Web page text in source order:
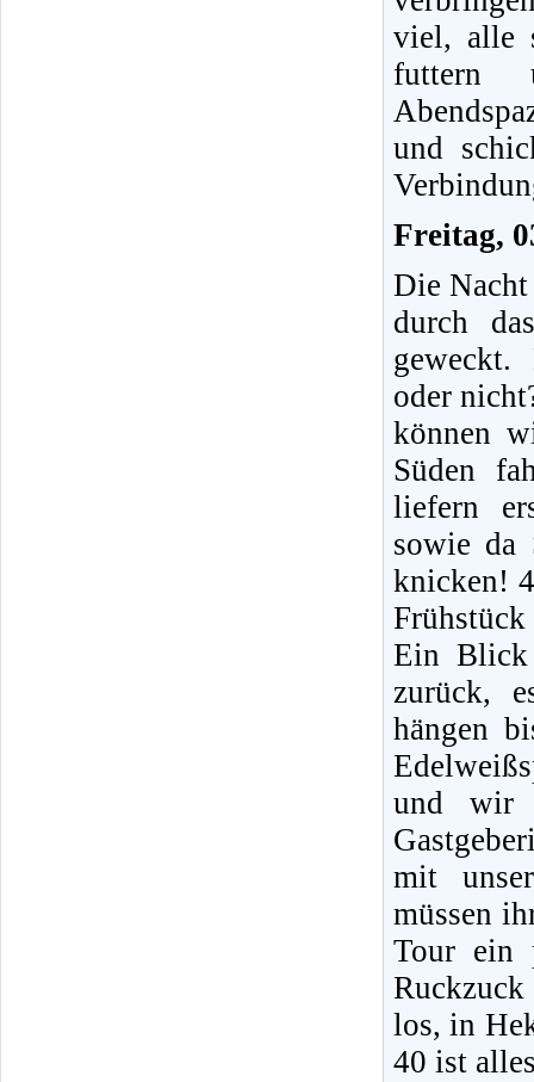
viel, alle
futtern
und
Freitag,
Die
durch
geweckt.
oder
können
Süden
liefern
sowie da
knicken!
Ein Blick
zurück,
hängen
und wir
mit
müssen
Tour ein
Ruckzuck
los, in
40 ist